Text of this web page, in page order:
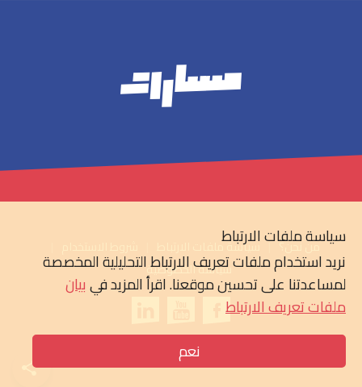
سياسة ملفات الارتباط
نريد استخدام ملفات تعريف الارتباط التحليلية المخصصة
لمساعدتنا على تحسين موقعنا. اقرأ المزيد فيبيان
ملفات تعريف الارتباط
نعم
من نحن؟ سياسة ملفات الارتباط
سياسة الخصوصية